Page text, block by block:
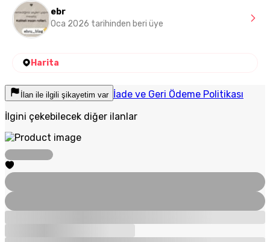
ebr
Oca 2026 tarihinden beri üye
Harita
İlan ile ilgili şikayetim var İade ve Geri Ödeme Politikası
İlgini çekebilecek diğer ilanlar